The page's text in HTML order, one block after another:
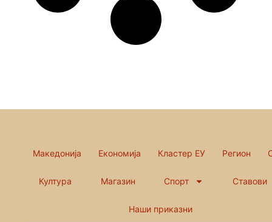
Македонија Економија Кластер ЕУ Регион
Култура Магазин Спорт Ставови
Наши приказни